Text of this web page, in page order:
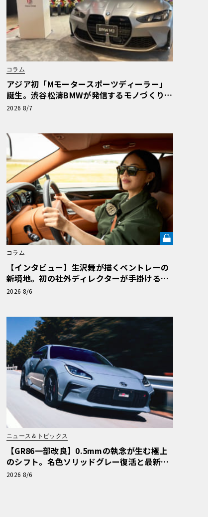
コラム
アジア初「Mモータースポーツディーラー」
誕生。渋谷松濤BMWが発信するモノづくりの
矜持【木下隆之コラム】
2026 8/7
コラム
【インタビュー】生沢舞が描くベントレーの
新境地。初の社外ディレクターが手掛ける
「1919 コレクション」の舞台裏【グッドウ
2026 8/6
ニュース＆トピックス
【GR86一部改良】0.5mmの執念が生む極上
のシフト。名色ソリッドグレー復活と最新ア
イサイトでFRの極みへ
2026 8/6